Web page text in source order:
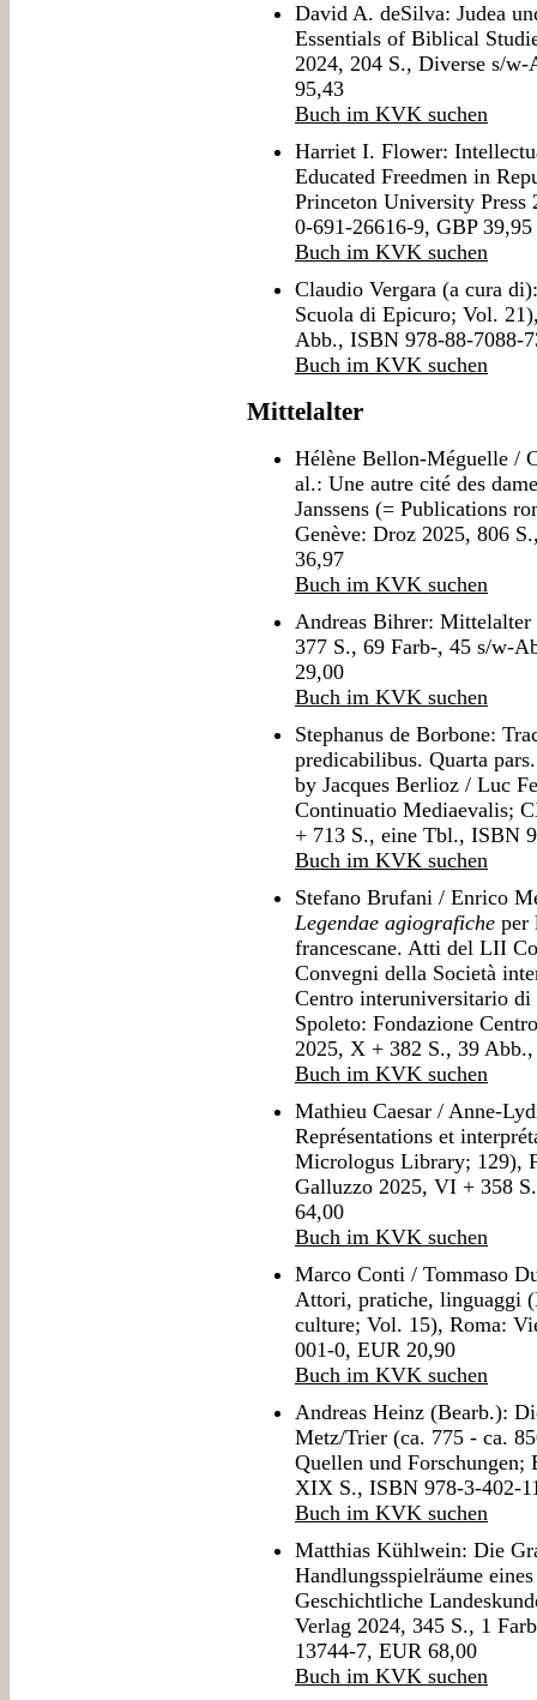
David A. deSilva: Judea
Essentials of Biblical
2024, 204 S., Diverse s/
95,43
Buch im KVK suchen
Harriet I. Flower:
Educated Freedmen in
Princeton University
0-691-26616-9, GBP 39,95
Buch im KVK suchen
Claudio Vergara (a cura
Scuola di Epicuro; Vol.
Abb., ISBN 978-88-7088-
Buch im KVK suchen
Mittelalter
Hélène Bellon-Méguelle /
al.: Une autre cité des
Janssens (= Publications
Genève: Droz 2025, 806
36,97
Buch im KVK suchen
Andreas Bihrer:
377 S., 69 Farb-, 45 s/w-
29,00
Buch im KVK suchen
Stephanus de Borbone:
predicabilibus. Quarta
by Jacques Berlioz / Luc
Continuatio Mediaevalis;
+ 713 S., eine Tbl., ISBN
Buch im KVK suchen
Stefano Brufani / Enrico
Legendae agiografiche per
francescane. Atti del LII
Convegni della Società
Centro interuniversitario
Spoleto: Fondazione
2025, X + 382 S., 39
Buch im KVK suchen
Mathieu Caesar / Anne-
Représentations et
Micrologus Library; 129),
Galluzzo 2025, VI + 358
64,00
Buch im KVK suchen
Marco Conti / Tommaso
Attori, pratiche, linguaggi
culture; Vol. 15), Roma:
001-0, EUR 20,90
Buch im KVK suchen
Andreas Heinz (Bearb.):
Metz/Trier (ca. 775 - ca.
Quellen und
XIX S., ISBN 978-3-402-
Buch im KVK suchen
Matthias Kühlwein: Die
Handlungsspielräume
Geschichtliche
Verlag 2024, 345 S., 1
13744-7, EUR 68,00
Buch im KVK suchen